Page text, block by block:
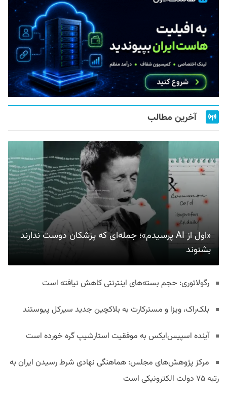
آخرین مطالب
«اول از AI پرسیدم»؛ جمله‌ای که پزشکان دوست ندارند
بشنوند
رگولاتوری: حجم بسته‌های اینترنتی کاهش نیافته است
بلک‌راک، ویزا و مسترکارت به بلاکچین جدید سیرکل پیوستند
آینده اسپیس‌ایکس به موفقیت استارشیپ گره خورده است
مرکز پژوهش‌های مجلس: هماهنگی نهادی شرط رسیدن ایران به
رتبه ۷۵ دولت الکترونیکی است